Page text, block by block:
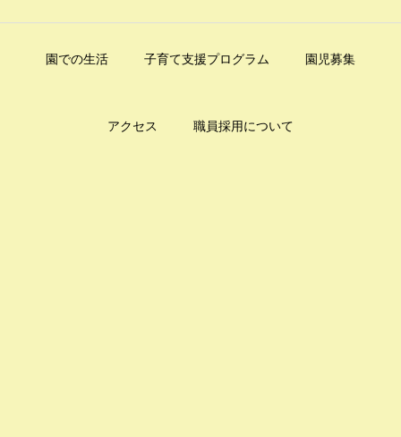
園での生活 子育て支援プログラム 園児募集
アクセス 職員採用について